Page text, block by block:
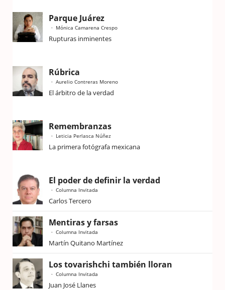
Parque Juárez
Mónica Camarena Crespo
Rupturas inminentes
Rúbrica
Aurelio Contreras Moreno
El árbitro de la verdad
Remembranzas
Leticia Perlasca Núñez
La primera fotógrafa mexicana
El poder de definir la verdad
Columna Invitada
Carlos Tercero
Mentiras y farsas
Columna Invitada
Martín Quitano Martínez
Los tovarishchi también lloran
Columna Invitada
Juan José Llanes